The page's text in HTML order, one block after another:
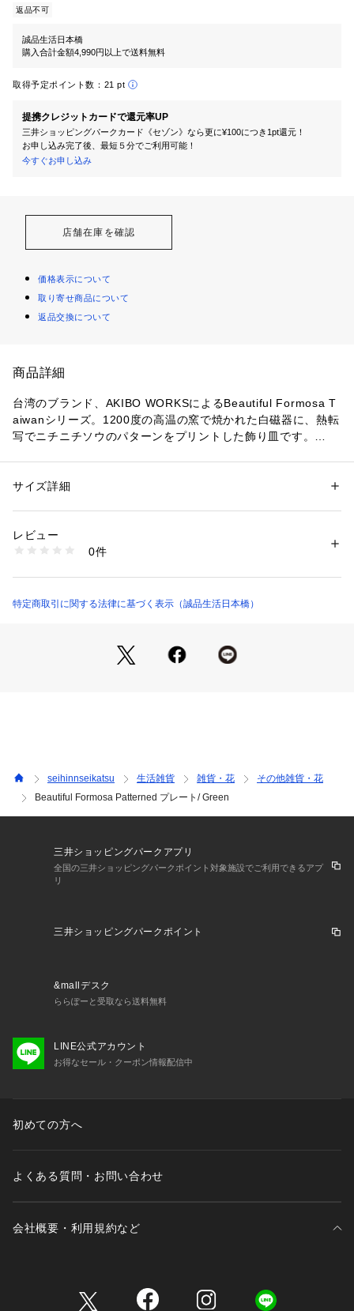
返品不可
誠品生活日本橋
購入合計金額4,990円以上で送料無料
取得予定ポイント数： 21 pt
提携クレジットカードで還元率UP
三井ショッピングパークカード《セゾン》なら更に¥100につき1pt還元！
お申し込み完了後、最短５分でご利用可能！
今すぐお申し込み
店舗在庫を確認
価格表示について
取り寄せ商品について
返品交換について
商品詳細
台湾のブランド、AKIBO WORKSによるBeautiful Formosa T
aiwanシリーズ。1200度の高温の窯で焼かれた白磁器に、熱転
写でニチニチソウのパターンをプリントした飾り皿です。
シリーズ。台湾によく咲くニチニチソウを描いた、made in Ta
iwanのプロダクトです。
性別：レディース
素材：磁器
商品番号：
2681756521001 （ショップ）
サイズ詳細
レビュー
0件
特定商取引に関する法律に基づく表示（誠品生活日本橋）
seihinnseikatsu 生活雑貨 雑貨・花
その他雑貨・花
Beautiful Formosa Patterned プレート/ Green
三井ショッピングパークアプリ
全国の三井ショッピングパークポイント対象施設でご利用できるアプ
リ
三井ショッピングパークポイント
&mallデスク
ららぽーと受取なら送料無料
LINE公式アカウント
お得なセール・クーポン情報配信中
初めての方へ
よくある質問・お問い合わせ
会社概要・利用規約など